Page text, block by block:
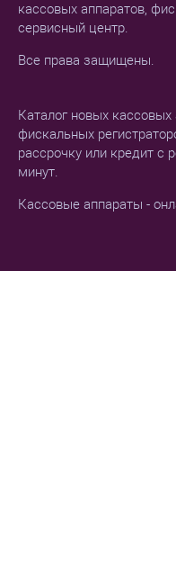
кассовых аппаратов,
сервисный центр.
Все права защищены.
Каталог новых
фискальных
рассрочку или кредит с
минут.
Кассовые аппараты -